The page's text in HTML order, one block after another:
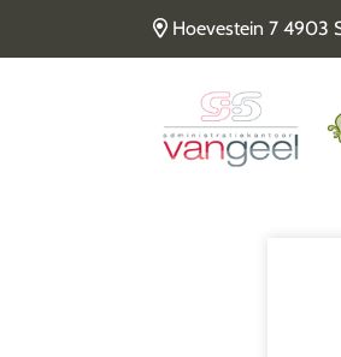
Hoevestein 7 4903
Van Geel